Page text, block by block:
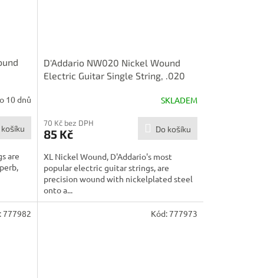
10 dnů
košíku
are
D'Addario NW020 Nickel Wound
Electric Guitar Single String, .020
SKLADEM
70 Kč bez DPH
85 Kč Do košíku
XL Nickel Wound, D'Addario's most
popular electric guitar strings, are
precision wound with nickelplated steel
onto a...
777982 Kód:777973